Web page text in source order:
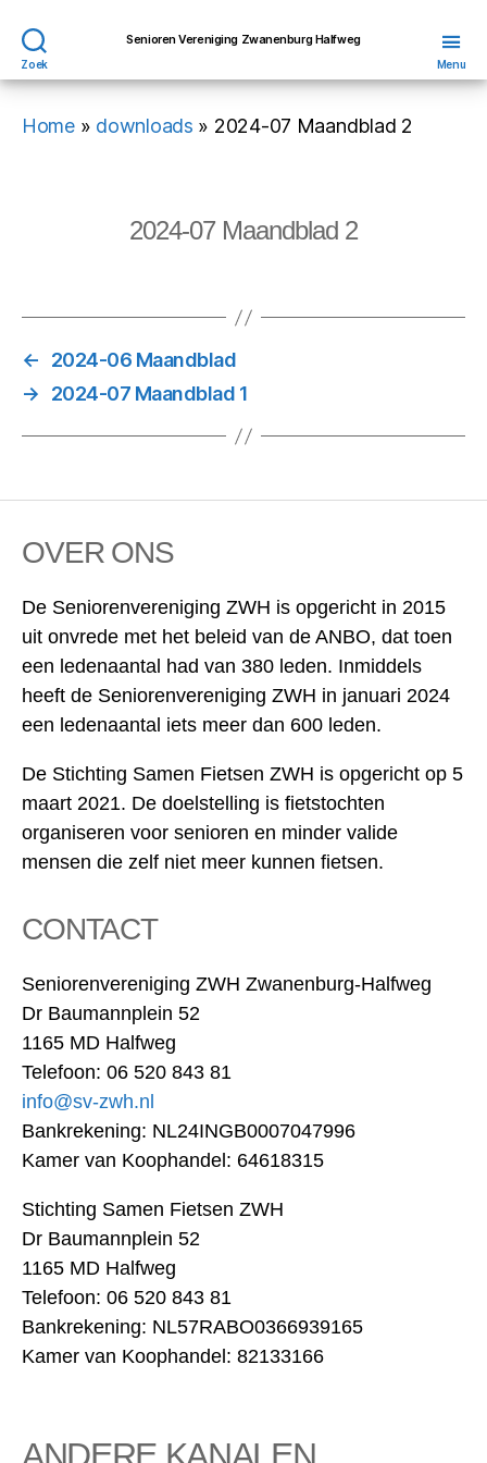
Zoek
Senioren Vereniging Zwanenburg Halfweg
Menu
Home» downloads » 2024-07 Maandblad 2
2024-07 Maandblad 2
←
2024-06 Maandblad
→
2024-07 Maandblad 1
OVER ONS
De Seniorenvereniging ZWH is opgericht in 2015
uit onvrede met het beleid van de ANBO, dat toen
een ledenaantal had van 380 leden. Inmiddels
heeft de Seniorenvereniging ZWH in januari 2024
een ledenaantal iets meer dan 600 leden.
De Stichting Samen Fietsen ZWH is opgericht op 5
maart 2021. De doelstelling is fietstochten
organiseren voor senioren en minder valide
mensen die zelf niet meer kunnen fietsen.
CONTACT
Seniorenvereniging ZWH Zwanenburg-Halfweg
Dr Baumannplein 52
1165 MD Halfweg
Telefoon: 06 520 843 81
info@sv-zwh.nl
Bankrekening: NL24INGB0007047996
Kamer van Koophandel: 64618315
Stichting Samen Fietsen ZWH
Dr Baumannplein 52
1165 MD Halfweg
Telefoon: 06 520 843 81
Bankrekening: NL57RABO0366939165
Kamer van Koophandel: 82133166